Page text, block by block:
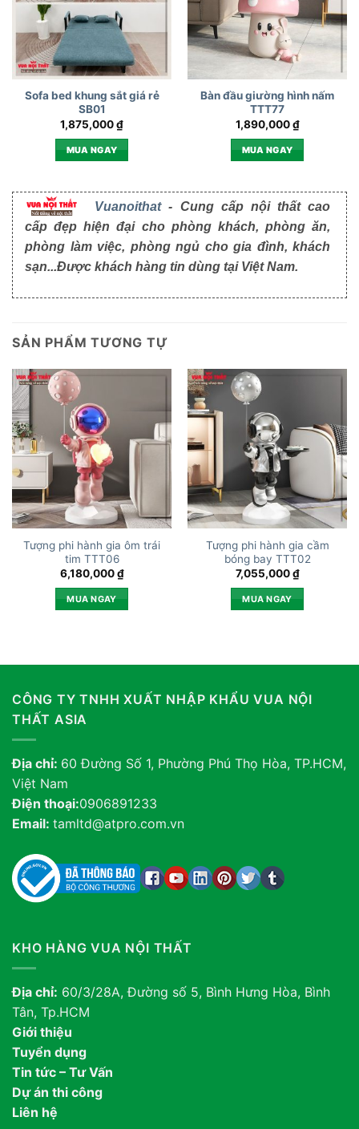
Sofa bed khung sắt giá rẻ
SB01
1,875,000₫
MUA NGAY
Bàn đầu giường hình nấm
TTT77
1,890,000₫
MUA NGAY
Vuanoithat- Cung cấp nội thất cao
cấp đẹp hiện đại cho phòng khách, phòng ăn,
phòng làm việc, phòng ngủ cho gia đình, khách
sạn...Được khách hàng tin dùng tại Việt Nam.
SẢN PHẨM TƯƠNG TỰ
Tượng phi hành gia ôm trái
tim TTT06
6,180,000₫
MUA NGAY
Tượng phi hành gia cầm
bóng bay TTT02
7,055,000₫
MUA NGAY
CÔNG TY TNHH XUẤT NHẬP KHẨU VUA NỘI
THẤT ASIA
Địa chỉ: 60 Đường Số 1, Phường Phú Thọ Hòa, TP.HCM,
Việt Nam
Điện thoại:0906891233
Email: tamltd@atpro.com.vn
KHO HÀNG VUA NỘI THẤT
Địa chỉ: 60/3/28A, Đường số 5, Bình Hưng Hòa, Bình
Tân, Tp.HCM
Giới thiệu
Tuyển dụng
Tin tức – Tư Vấn
Dự án thi công
Liên hệ